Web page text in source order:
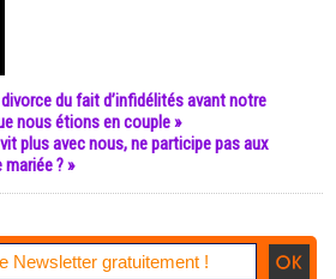
divorce du fait d’infidélités avant notre
nous étions en couple »
plus avec nous, ne participe pas aux
? »